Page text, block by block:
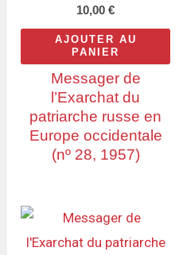
10,00€
AJOUTER AU
PANIER
Messager de
l’Exarchat du
patriarche russe en
Europe occidentale
(nº 28, 1957)